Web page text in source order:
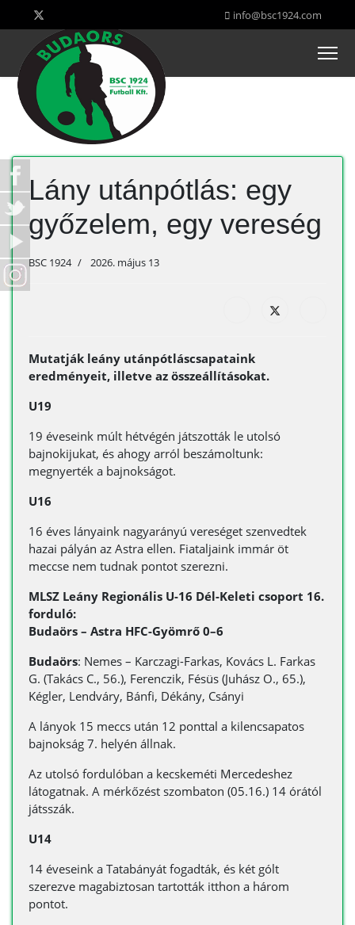
info@bsc1924.com
Lány utánpótlás: egy
győzelem, egy vereség
BSC 1924 2026. május 13
Mutatják leány utánpótláscsapataink
eredményeit, illetve az összeállításokat.
U19
19 éveseink múlt hétvégén játszották le utolsó
bajnokijukat, és ahogy arról beszámoltunk:
megnyerték a bajnokságot.
U16
16 éves lányaink nagyarányú vereséget szenvedtek
hazai pályán az Astra ellen. Fiataljaink immár öt
meccse nem tudnak pontot szerezni.
MLSZ Leány Regionális U-16 Dél-Keleti csoport 16.
forduló:
Budaörs – Astra HFC-Gyömrő 0–6
Budaörs: Nemes – Karczagi-Farkas, Kovács L. Farkas
G. (Takács C., 56.), Ferenczik, Fésüs (Juhász O., 65.),
Kégler, Lendváry, Bánfi, Dékány, Csányi
A lányok 15 meccs után 12 ponttal a kilencsapatos
bajnokság 7. helyén állnak.
Az utolsó fordulóban a kecskeméti Mercedeshez
látogatnak. A mérkőzést szombaton (05.16.) 14 órától
játsszák.
U14
14 éveseink a Tatabányát fogadták, és két gólt
szerezve magabiztosan tartották itthon a három
pontot.